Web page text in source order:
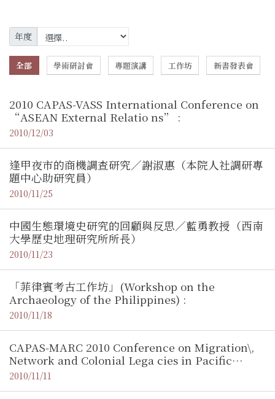
年度
全部 學術研討會 專題演講 工作坊 新書發表會
2010 CAPAS-VASS International Conference on
“ASEAN External Relatio ns” :
2010/12/03
逢甲夜市的商機調查研究／謝淑惠（本院人社調研專
題中心助研究員）
2010/11/25
中國生態環境史研究的回顧與反思／藍勇教授（西南
大學歷史地理研究所所長）
2010/11/23
「菲律賓考古工作坊」(Workshop on the
Archaeology of the Philippines) :
2010/11/18
CAPAS-MARC 2010 Conference on Migration\,
Network and Colonial Lega cies in Pacific
Islands :
2010/11/11